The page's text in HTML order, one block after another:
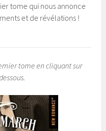
tome qui nous annonce
et de révélations !
tome en cliquant sur